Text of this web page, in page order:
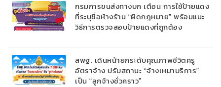
กรมการขนส่งทางบก เตือน การใช้ป้ายแดง
ที่ระบุชื่อห้างร้าน “ผิดกฎหมาย” พร้อมแนะ
วิธีการตรวจสอบป้ายแดงที่ถูกต้อง
สพฐ. เดินหน้ายกระดับคุณภาพชีวิตครู
อัตราจ้าง ปรับสถานะ “จ้างเหมาบริการ”
เป็น “ลูกจ้างชั่วคราว”